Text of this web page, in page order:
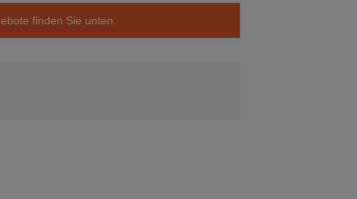
finden Sie unten.